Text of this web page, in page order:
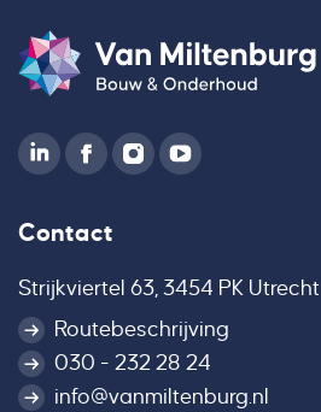
Contact
Strijkviertel 63, 3454 PK Utrecht
Routebeschrijving
030 - 232 28 24
info@vanmiltenburg.nl